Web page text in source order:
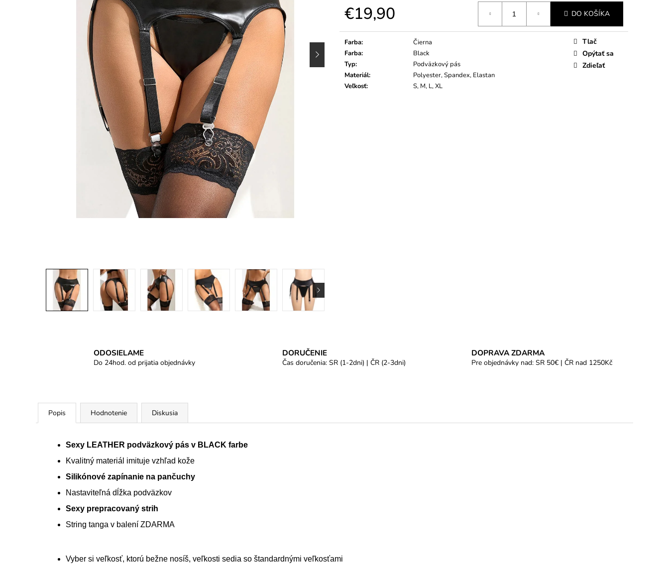
€19,90 DO KOŠÍKA
Farba:
Čierna
Farba:
Black
Typ:
Podväzkový pás
Materiál:
Polyester, Spandex, Elastan
Veľkosť: S, M, L, XL
Tlač
Opýtať sa
Zdieľať
ODOSIELAME
Do 24hod. od prijatia objednávky
DORUČENIE
Čas doručenia: SR (1-2dni) | ČR (2-3dni)
DOPRAVA ZDARMA
Pre objednávky nad: SR 50€ | ČR nad 1250Kč
Popis Hodnotenie Diskusia
Sexy LEATHER podväzkový pás v BLACK farbe
Kvalitný materiál imituje vzhľad kože
Silikónové zapínanie na pančuchy
Nastaviteľná dĺžka podväzkov
Sexy prepracovaný strih
String tanga v balení ZDARMA
Vyber si veľkosť, ktorú bežne nosíš, veľkosti sedia so štandardnými veľkosťami